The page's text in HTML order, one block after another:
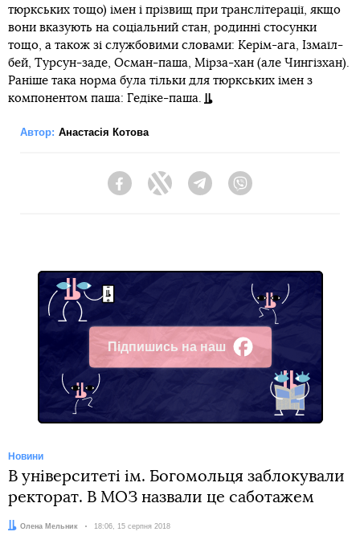
тюркських тощо) імен і прізвищ при транслітерації, якщо
вони вказують на соціальний стан, родинні стосунки
тощо, а також зі службовими словами: Керім-ага, Ізмаїл-
бей, Турсун-заде, Осман-паша, Мірза-хан (але Чингізхан).
Раніше така норма була тільки для тюркських імен з
компонентом паша: Гедіке-паша.
Автор: Анастасія Котова
FacebookTwitter Telegram
Підпишись на наш
Facebook
Новини
В університеті ім. Богомольця заблокували
ректорат. В МОЗ назвали це саботажем
Автор:
Олена Мельник Дата:
18:06, 15 серпня 2018